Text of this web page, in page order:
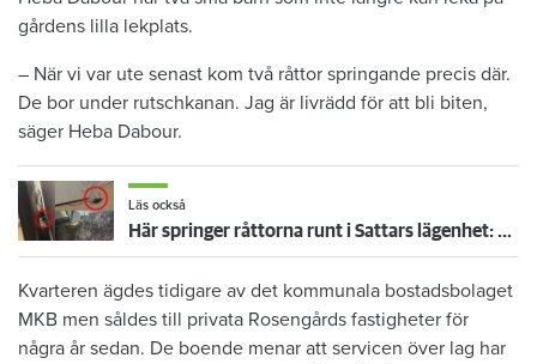
gårdens lilla lekplats.
– När vi var ute senast kom två råttor springande precis där.
De bor under rutschkanan. Jag är livrädd för att bli biten,
säger Heba Dabour.
Läs också
Här springer råttorna runt i Sattars lägenhet: ”Kan inte leva här”
Kvarteren ägdes tidigare av det kommunala bostadsbolaget
MKB men såldes till privata Rosengårds fastigheter för
några år sedan. De boende menar att servicen över lag har